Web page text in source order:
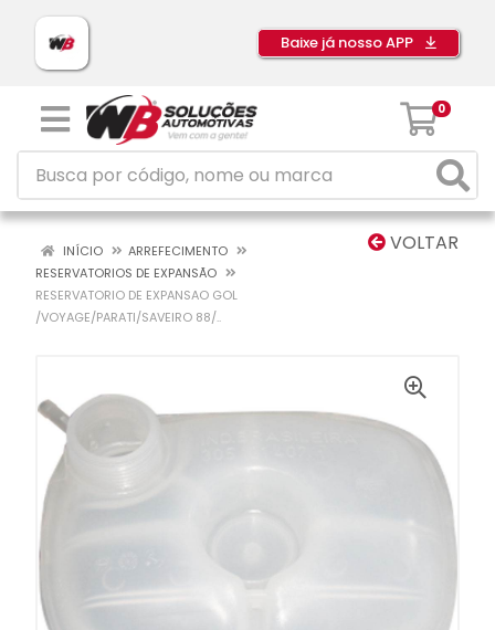
Baixe já nosso APP
0
VOLTAR
INÍCIO
ARREFECIMENTO
RESERVATORIOS DE EXPANSÃO
RESERVATORIO DE EXPANSAO GOL
/VOYAGE/PARATI/SAVEIRO 88/..